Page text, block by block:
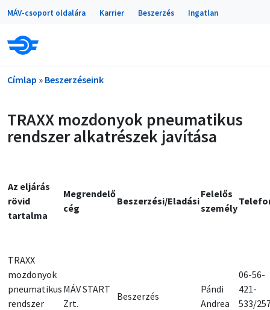
Ugrás a tartalomra
Portálok
MÁV-csoport oldalára Karrier Beszerzés Ingatlan
Morzsa
Címlap Beszerzéseink
TRAXX mozdonyok pneumatikus
rendszer alkatrészek javítása
Az eljárás
rövid
tartalma
Megrendelő
cég
Beszerzési/Eladási
Felelős
személy
TRAXX
mozdonyok
pneumatikus
rendszer
MÁV START
Zrt.
Beszerzés
Pándi
Andrea
06-56-
421-
533/